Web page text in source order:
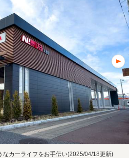
なカーライフをお手伝い(2025/04/18更新)